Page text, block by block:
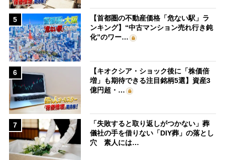
5
【首都圏の不動産価格「危ない駅」ラ
ンキング】“中古マンション売れ行き鈍
化”のワー…
6
【キオクシア・ショック後に「株価倍
増」も期待できる注目銘柄5選】資産3
億円超・…
7
「失敗すると取り返しがつかない」葬
儀社の手を借りない「DIY葬」の落とし
穴 素人には…